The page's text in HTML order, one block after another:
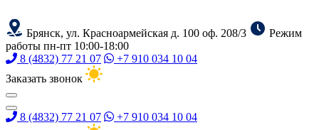
Брянск, ул. Красноармейская д. 100 оф. 208/3
Режим
работы пн-пт 10:00-18:00
8 (4832) 77 21 07
+7 910 034 10 04
Заказать звонок
8 (4832) 77 21 07
+7 910 034 10 04